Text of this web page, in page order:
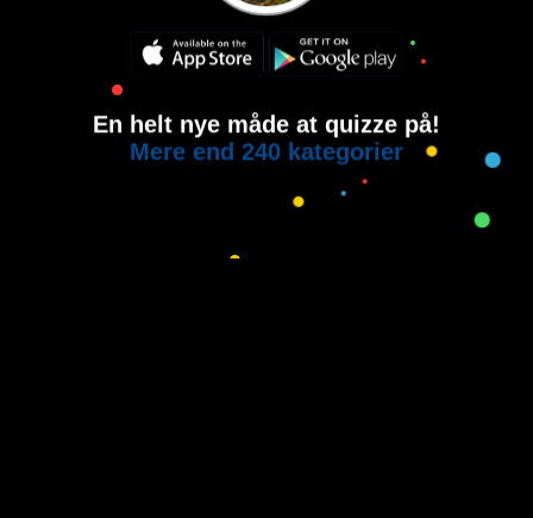
En helt nye måde at quizze på!
Mere end 240 kategorier